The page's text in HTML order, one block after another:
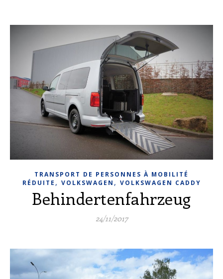
TRANSPORT DE PERSONNES À MOBILITÉ
RÉDUITE , VOLKSWAGEN , VOLKSWAGEN CADDY
Behindertenfahrzeug
24/11/2017